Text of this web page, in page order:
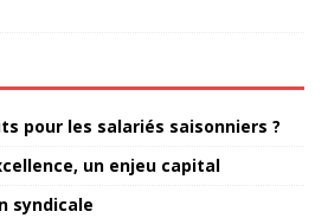
pour les salariés saisonniers ?
un enjeu capital
syndicale